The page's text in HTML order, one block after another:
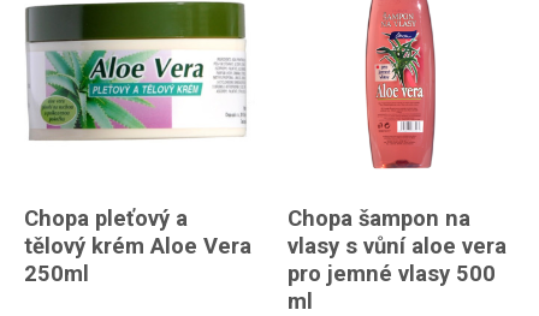
Chopa pleťový a
tělový krém Aloe Vera
250ml
Chopa šampon na
vlasy s vůní aloe vera
pro jemné vlasy 500
ml